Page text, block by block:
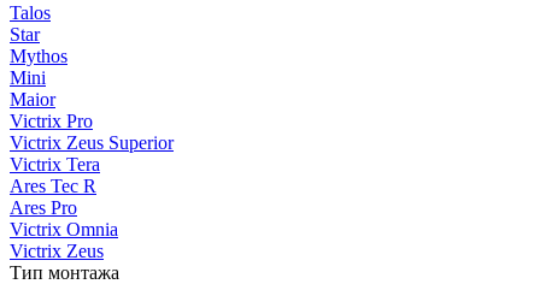
Talos
Star
Mythos
Mini
Maior
Victrix Pro
Victrix Zeus Superior
Victrix Tera
Ares Tec R
Ares Pro
Victrix Omnia
Victrix Zeus
Тип монтажа